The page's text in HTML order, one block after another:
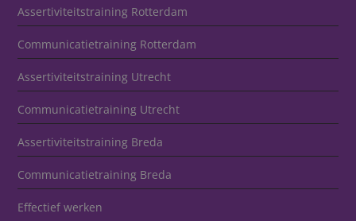
Assertiviteitstraining Rotterdam
Communicatietraining Rotterdam
Assertiviteitstraining Utrecht
Communicatietraining Utrecht
Assertiviteitstraining Breda
Communicatietraining Breda
Effectief werken